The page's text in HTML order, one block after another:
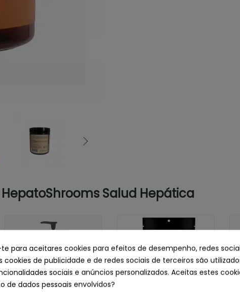
Salud Hepática
para aceitares cookies para efeitos de desempenho, redes
cookies de publicidade e de redes sociais de terceiros são
sociais e anúncios personalizados. Aceitas estes
de dados pessoais envolvidos?